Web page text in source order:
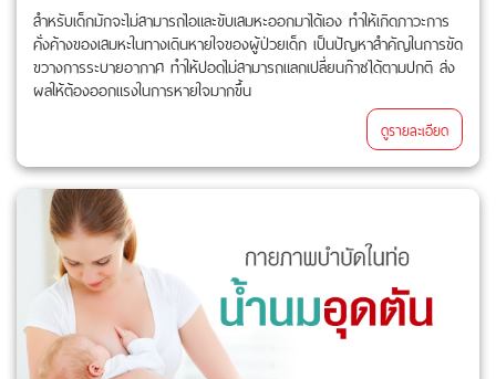
สำหรับเด็กมักจะไม่สามารถไอและขับเสมหะออกมาได้เอง ทำให้เกิดภาวะการ
คั่งค้างของเสมหะในทางเดินหายใจของผู้ป่วยเด็ก เป็นปัญหาสำคัญในการขัด
ขวางการระบายอากาศ ทำให้ปอดไม่สามารถแลกเปลี่ยนก๊าซได้ตามปกติ ส่ง
ผลให้ต้องออกแรงในการหายใจมากขึ้น
ดูรายละเอียด